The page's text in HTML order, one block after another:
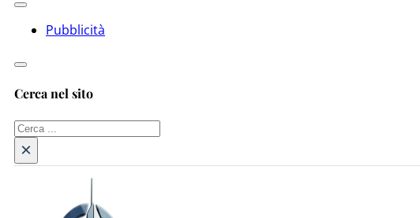
Pubblicità
Cerca nel sito
Cerca
×